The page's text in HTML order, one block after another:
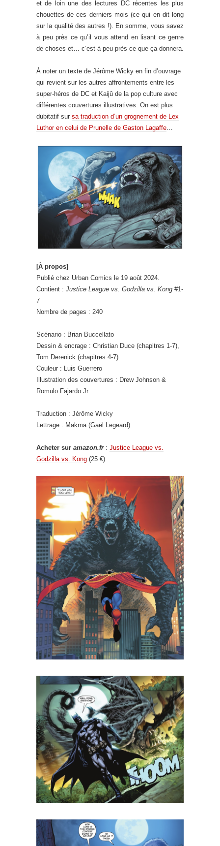
et de loin une des lectures DC récentes les plus
chouettes de ces derniers mois (ce qui en dit long
sur la qualité des autres !). En somme, vous savez
à peu près ce qu’il vous attend en lisant ce genre
de choses et… c’est à peu près ce que ça donnera.
À noter un texte de Jérôme Wicky en fin d’ouvrage
qui revient sur les autres affrontements entre les
super-héros de DC et Kaijû de la pop culture avec
différentes couvertures illustratives. On est plus
dubitatif sur sa traduction d’un grognement de Lex
Luthor en celui de Prunelle de Gaston Lagaffe…
[À propos]
Publié chez Urban Comics le 19 août 2024.
Contient : Justice League vs. Godzilla vs. Kong #1-
7
Nombre de pages : 240
Scénario : Brian Buccellato
Dessin & encrage : Christian Duce (chapitres 1-7),
Tom Derenick (chapitres 4-7)
Couleur : Luis Guerrero
Illustration des couvertures : Drew Johnson &
Romulo Fajardo Jr.
Traduction : Jérôme Wicky
Lettrage : Makma (Gaël Legeard)
Acheter sur amazon.fr: Justice League vs.
Godzilla vs. Kong (25 €)